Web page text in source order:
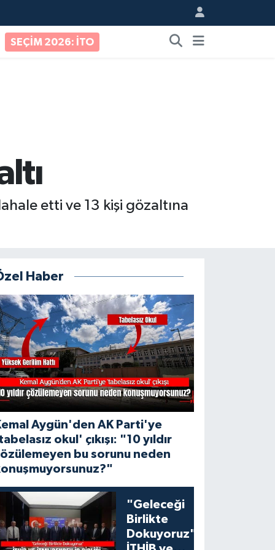
SEÇİM 2026: İTO
etti ve 13 kişi gözaltına
Haber
Aygün'den AK Parti'ye
okul' çıkışı: "10 yıldır
bu sorunu neden
"Geleceği
Birlikte
Dokuyoruz":